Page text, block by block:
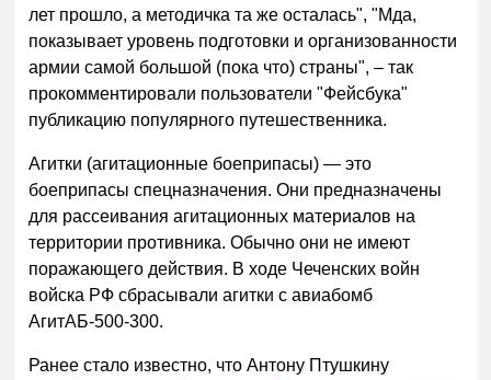
лет прошло, а методичка та же осталась", "Мда,
показывает уровень подготовки и организованности
армии самой большой (пока что) страны", – так
прокомментировали пользователи "Фейсбука"
публикацию популярного путешественника.
Агитки (агитационные боеприпасы) — это
боеприпасы спецназначения. Они предназначены
для рассеивания агитационных материалов на
территории противника. Обычно они не имеют
поражающего действия. В ходе Чеченских войн
войска РФ сбрасывали агитки с авиабомб
АгитАБ-500-300.
Ранее стало известно, что Антону Птушкину